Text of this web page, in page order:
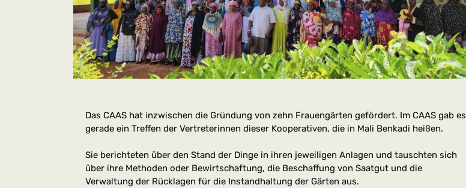
Das CAAS hat inzwischen die Gründung von zehn Frauengärten gefördert. Im CAAS gab es
gerade ein Treffen der Vertreterinnen dieser Kooperativen, die in Mali Benkadi heißen.
Sie berichteten über den Stand der Dinge in ihren jeweiligen Anlagen und tauschten sich
über ihre Methoden oder Bewirtschaftung, die Beschaffung von Saatgut und die
Verwaltung der Rücklagen für die Instandhaltung der Gärten aus.